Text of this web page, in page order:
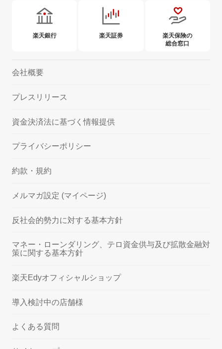
楽天銀行 楽天証券
楽天保険の
総合窓口
会社概要
プレスリリース
資金決済法に基づく情報提供
プライバシーポリシー
約款・規約
メルマガ設定 (マイページ)
反社会的勢力に対する基本方針
マネー・ローンダリング、テロ資金供与及び拡散金融対
策に関する基本方針
楽天Edyオフィシャルショップ
導入検討中の店舗様
よくある質問